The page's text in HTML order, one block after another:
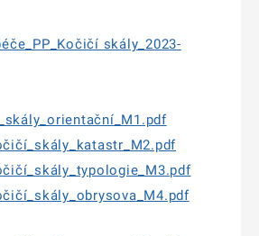
skály_2023-